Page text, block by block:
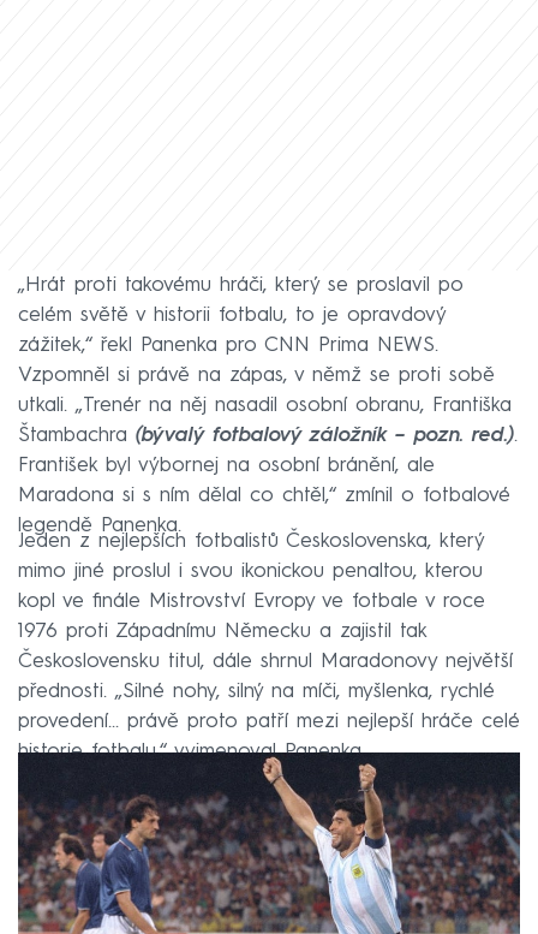
„Hrát proti takovému hráči, který se proslavil po
celém světě v historii fotbalu, to je opravdový
zážitek,“ řekl Panenka pro CNN Prima NEWS.
Vzpomněl si právě na zápas, v němž se proti sobě
utkali. „Trenér na něj nasadil osobní obranu, Františka
Štambachra (bývalý fotbalový záložník – pozn. red.).
František byl výbornej na osobní bránění, ale
Maradona si s ním dělal co chtěl,“ zmínil o fotbalové
legendě Panenka.
Jeden z nejlepších fotbalistů Československa, který
mimo jiné proslul i svou ikonickou penaltou, kterou
kopl ve finále Mistrovství Evropy ve fotbale v roce
1976 proti Západnímu Německu a zajistil tak
Československu titul, dále shrnul Maradonovy největší
přednosti. „Silné nohy, silný na míči, myšlenka, rychlé
provedení... právě proto patří mezi nejlepší hráče celé
historie fotbalu,“ vyjmenoval Panenka.